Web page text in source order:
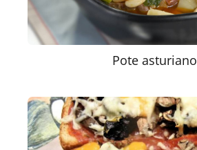
Pote asturiano